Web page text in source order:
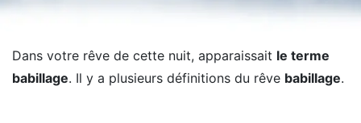
Dans votre rêve de cette nuit, apparaissait le terme
babillage. Il y a plusieurs définitions du rêve babillage.